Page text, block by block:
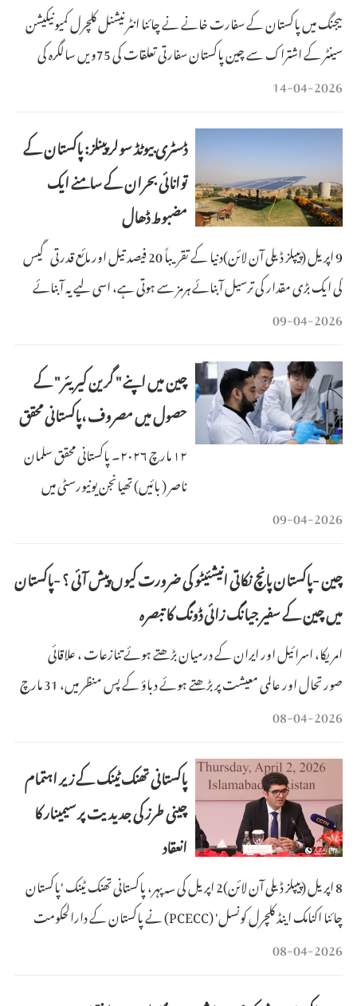
بیجنگ میں پاکستان کے سفارت خانے نے چائنا انٹرنیشنل کلچرل کمیونیکیشن
سینٹر کے اشتراک سے چین پاکستان سفارتی تعلقات کی 75ویں سالگرہ کی
مناسبت سے ایک خصوصی ثقافتی تقریب کا اہتمام کیا۔
14-04-2026
ڈسٹری بیوٹڈ سولر پینلز: پاکستان کے
توانائی بحران کے سامنے ایک
مضبوط ڈھال
9 اپریل (پیپلز ڈیلی آن لائن)دنیا کے تقریباً 20 فیصد تیل اور مائع قدرتی گیس
کی ایک بڑی مقدار کی ترسیل آبنائے ہرمز سے ہوتی ہے، اسی لیے یہ آبنائے
عالمی منڈیوں کے ساتھ ساتھ عام لوگوں کی زندگیوں پر بھی گہرے اثرات
میں کمی نے کئی ممالک کو سخ
09-04-2026
چین میں اپنے " گرین کیریئر " کے
حصول میں مصروف ،پاکستانی محقق
۱۲ مارچ ۲۰۲۶۔ پاکستانی محقق سلمان
ناصر ( بائیں) تھیانجن یونیورسٹی میں
09-04-2026
چین -پاکستان پانچ نکاتی انیشئیٹو کی ضرورت کیوں پیش آئی ؟ -پاکستان
میں چین کے سفیر جیانگ زائی ڈونگ کا تبصرہ
امریکا، اسرائیل اور ایران کے درمیان بڑھتے ہوئے تنازعات ، علاقائی
صورتحال اور عالمی معیشت پر بڑھتے ہوئے دباؤ کے پس منظر میں، 31 مارچ
کو بیجنگ میں ، چین اور پاکستان نے مشترکہ طور پر " خلیج اور مشرق وسطیٰ میں
کیا۔ اس انیشئیٹو میں جارحا
08-04-2026
پاکستانی تھنک ٹینک کے زیر اہتمام
چینی طرز کی جدیدیت پر سیمینار کا
انعقاد
8 اپریل (پیپلز ڈیلی آن لائن)2 اپریل کی سہ پہر، پاکستانی تھنک ٹینک 'پاکستان
چائنا اکنامک اینڈ کلچرل کونسل' (PCECC) نے پاکستان کے دارالحکومت
اسلام آباد میں "چینی طرز کی جدیدیت: کمیونسٹ پارٹی آف چائنا کی قیادت،
08-04-2026